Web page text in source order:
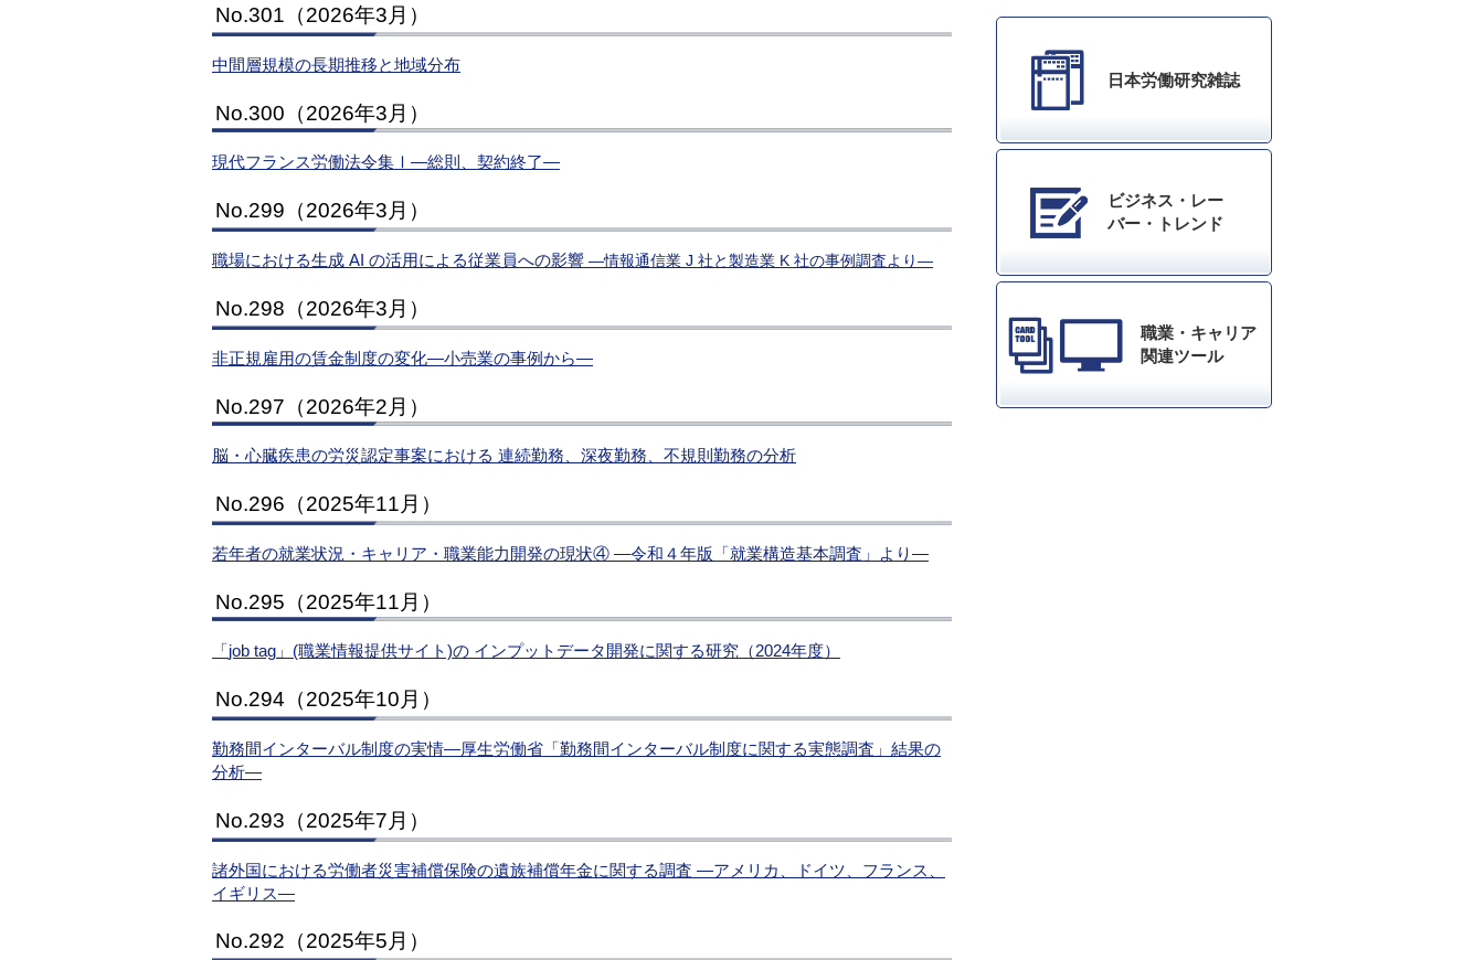
No.301（2026年3月）
中間層規模の長期推移と地域分布
No.300（2026年3月）
現代フランス労働法令集Ⅰ―総則、契約終了―
No.299（2026年3月）
職場における生成 AI の活用による従業員への影響 ―情報通信業 J 社と製造業 K 社の事例調査より―
No.298（2026年3月）
非正規雇用の賃金制度の変化―小売業の事例から―
No.297（2026年2月）
脳・心臓疾患の労災認定事案における 連続勤務、深夜勤務、不規則勤務の分析
No.296（2025年11月）
若年者の就業状況・キャリア・職業能力開発の現状④ ―令和４年版「就業構造基本調査」より―
No.295（2025年11月）
「job tag 」(職業情報提供サイト)の インプットデータ開発に関する研究（2024年度）
No.294（2025年10月）
勤務間インターバル制度の実情―厚生労働省「勤務間インターバル制度に関する実態調査」結果の
分析―
No.293（2025年7月）
諸外国における労働者災害補償保険の遺族補償年金に関する調査 ―アメリカ、ドイツ、フランス、
イギリス―
No.292（2025年5月）
日本労働研究雑誌
ビジネス・レー
バー・トレンド
職業・キャリア
関連ツール